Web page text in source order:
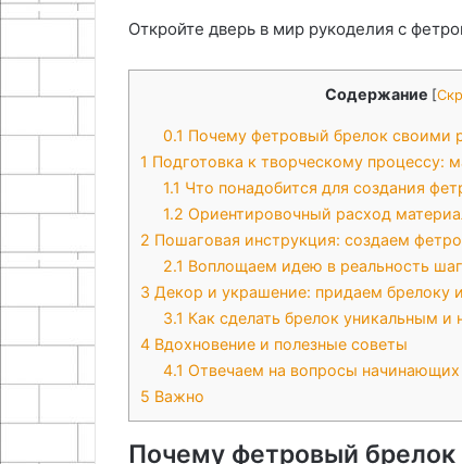
Откройте дверь в мир рукоделия с
Содержание [
0.1 Почему фетровый брелок своими
1 Подготовка к творческому процессу:
1.1 Что понадобится для создания
1.2 Ориентировочный расход
2 Пошаговая инструкция: создаем
2.1 Воплощаем идею в реальность
3 Декор и украшение: придаем брелоку
3.1 Как сделать брелок уникальным
4 Вдохновение и полезные советы
4.1 Отвечаем на вопросы
5 Важно
Почему фетровый брелок
21.11.2025
Переводческое агентство:
мост между культурами и
надежности
правовое
оформление
критерии